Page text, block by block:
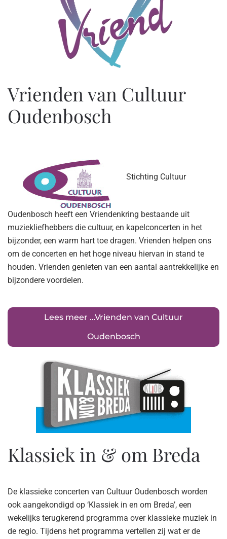
Vrienden van Cultuur
Oudenbosch
Stichting Cultuur
Oudenbosch heeft een Vriendenkring bestaande uit
muziekliefhebbers die cultuur, en kapelconcerten in het
bijzonder, een warm hart toe dragen. Vrienden helpen ons
om de concerten en het hoge niveau hiervan in stand te
houden. Vrienden genieten van een aantal aantrekkelijke en
bijzondere voordelen.
Lees meer …Vrienden van Cultuur
Oudenbosch
Klassiek in & om Breda
De klassieke concerten van Cultuur Oudenbosch worden
ook aangekondigd op ‘Klassiek in en om Breda’, een
wekelijks terugkerend programma over klassieke muziek in
de regio. Tijdens het programma vertellen zij wat er de